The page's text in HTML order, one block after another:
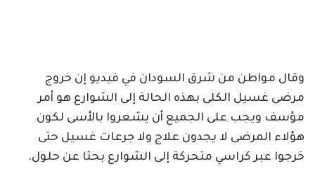
وقال مواطن من شرق السودان في فيديو إن خروج
مرضى غسيل الكلى بهذه الحالة إلى الشوارع هو أمر
مؤسف ويجب على الجميع أن يشعروا بالأسى لكون
هؤلاء المرضى لا يجدون علاج ولا جرعات غسيل حتى
خرجوا عبر كراسي متحركة إلى الشوارع بحثا عن حلول.